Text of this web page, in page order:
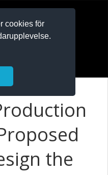
cookies för
the